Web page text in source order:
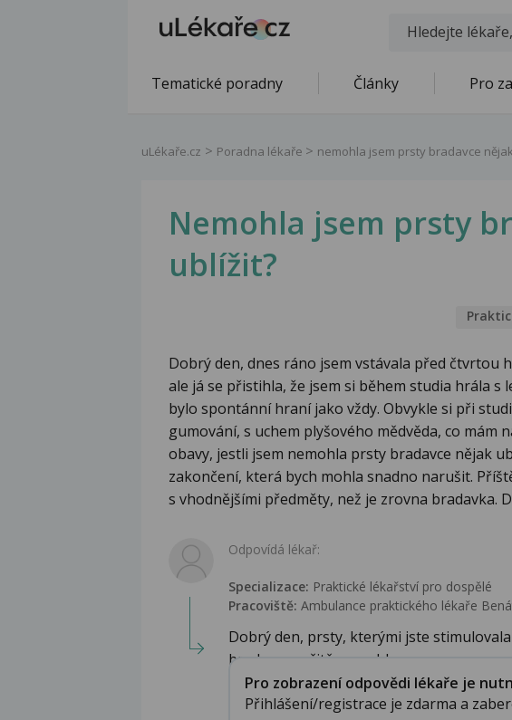
Tematické poradny Články Pro
uLékaře.cz Poradna lékaře nemohla jsem prsty bradavce
Nemohla jsem prsty
ublížit?
Dobrý den, dnes ráno jsem vstávala před čtvrtou
ale já se přistihla, že jsem si během studia hrála s
bylo spontánní hraní jako vždy. Obvykle si při
gumování, s uchem plyšového mědvěda, co mám
obavy, jestli jsem nemohla prsty bradavce nějak
zakončení, která bych mohla snadno narušit.
s vhodnějšími předměty, než je zrovna bradavka.
Odpovídá lékař:
Specializace: Praktické lékařství pro dospělé
Pracoviště: Ambulance praktického lékaře
Dobrý den, prsty, kterými jste
bradavce určitě nemohla ...
Pro zobrazení odpovědi lékaře je
Přihlášení/registrace je zdarma a